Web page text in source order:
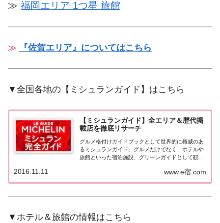
≫ 福岡エリア 1つ星 旅館
≫ 『佐賀エリア』についてはこちら
▼全国各地の【ミシュランガイド】はこちら
【ミシュランガイド】全エリア＆歴代掲
載店を徹底リサーチ
グルメ格付けガイドブックとして世界的に権威のあ
るミシュランガイド。グルメだけでなく、ホテルや
旅館といった宿泊施設、グリーンガイドとして観光
本版としては、2007年11月20日に「ミシュランガイ
ド東京版2008」が発売されてからエリアを...
www.e宿.com
2016.11.11
▼ホテル＆旅館の情報はこちら